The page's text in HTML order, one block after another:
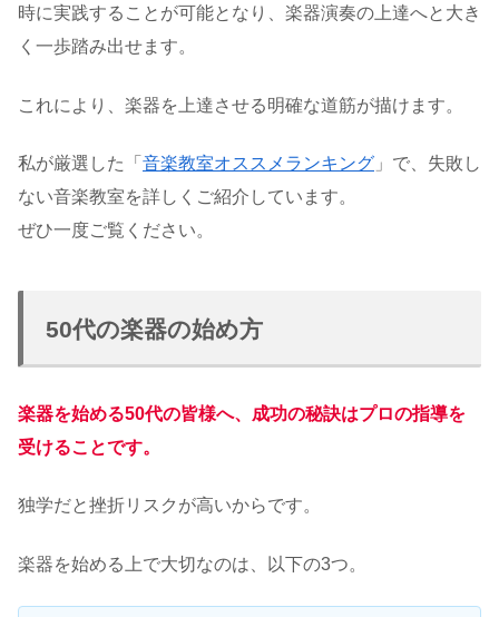
時に実践することが可能となり、楽器演奏の上達へと大き
く一歩踏み出せます。
これにより、楽器を上達させる明確な道筋が描けます。
私が厳選した「 音楽教室オススメランキング 」で、失敗し
ない音楽教室を詳しくご紹介しています。
ぜひ一度ご覧ください。
50代の楽器の始め方
楽器を始める50代の皆様へ、成功の秘訣はプロの指導を
受けることです。
独学だと挫折リスクが高いからです。
楽器を始める上で大切なのは、以下の3つ。